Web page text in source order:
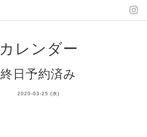
カレンダー
終日予約済み
2020-03-25 (水)